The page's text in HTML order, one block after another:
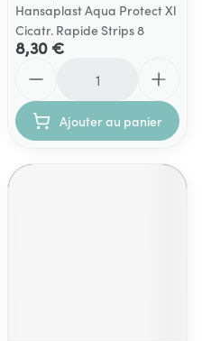
Hansaplast Aqua Protect Xl
Cicatr. Rapide Strips 8
8,30 €
Ajouter au panier